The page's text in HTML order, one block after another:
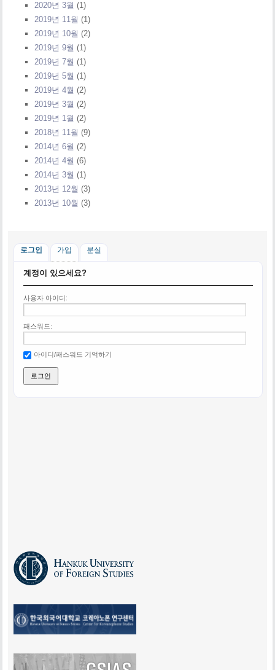
2020년 3월 (1)
2019년 11월 (1)
2019년 10월 (2)
2019년 9월 (1)
2019년 7월 (1)
2019년 5월 (1)
2019년 4월 (2)
2019년 3월 (2)
2019년 1월 (2)
2018년 11월 (9)
2014년 6월 (2)
2014년 4월 (6)
2014년 3월 (1)
2013년 12월 (3)
2013년 10월 (3)
로그인 가입 분실
계정이 있으세요?
사용자 아이디:
패스워드:
아이디/패스워드 기억하기